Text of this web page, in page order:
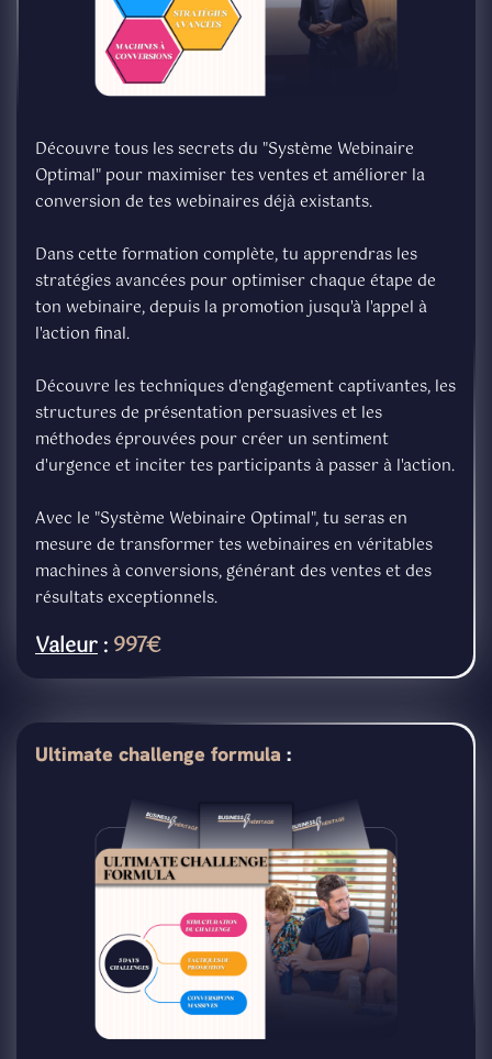
Découvre tous les secrets du "Système Webinaire
Optimal" pour maximiser tes ventes et améliorer la
conversion de tes webinaires déjà existants.
Dans cette formation complète, tu apprendras les
stratégies avancées pour optimiser chaque étape de
ton webinaire, depuis la promotion jusqu'à l'appel à
l'action final.
Découvre les techniques d'engagement captivantes, les
structures de présentation persuasives et les
méthodes éprouvées pour créer un sentiment
d'urgence et inciter tes participants à passer à l'action.
Avec le "Système Webinaire Optimal", tu seras en
mesure de transformer tes webinaires en véritables
machines à conversions, générant des ventes et des
résultats exceptionnels.
Valeur : 997€
Ultimate challenge formula :